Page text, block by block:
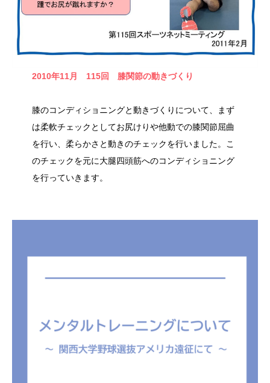
2010年11月 115回 膝関節の動きづくり
膝のコンディショニングと動きづくりについて、まず
は柔軟チェックとしてお尻けりや他動での膝関節屈曲
を行い、柔らかさと動きのチェックを行いました。こ
のチェックを元に大腿四頭筋へのコンディショニング
を行っていきます。